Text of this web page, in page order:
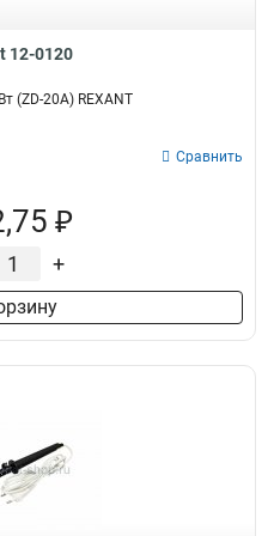
12-0120
(ZD-20A) REXANT
Сравнить
₽
+